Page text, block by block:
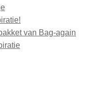
van Bag-again